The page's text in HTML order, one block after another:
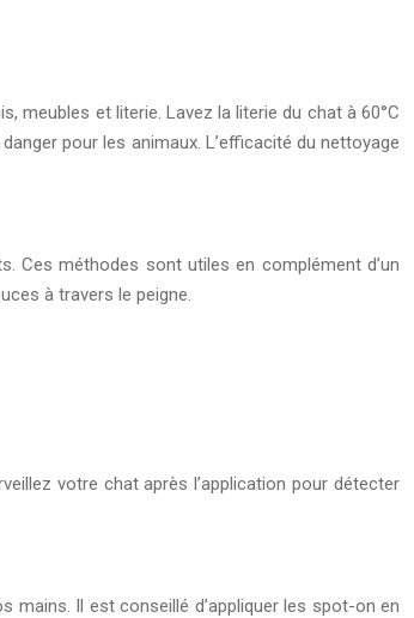
meubles et literie. Lavez la literie du chat à 60°C
pour les animaux. L’efficacité du nettoyage
Ces méthodes sont utiles en complément d’un
à travers le peigne.
votre chat après l’application pour détecter
Il est conseillé d’appliquer les spot-on en